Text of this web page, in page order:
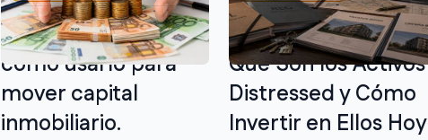
Qué es pignorar y
cómo usarlo para
mover capital
inmobiliario.
NPL Inmobiliario:
Qué Son los Activos
Distressed y Cómo
Invertir en Ellos Hoy